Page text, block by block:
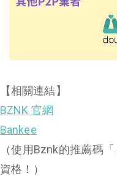
【相關連結】
BZNK 官網
Bankee
（使用Bznk的推薦碼「
資格！）